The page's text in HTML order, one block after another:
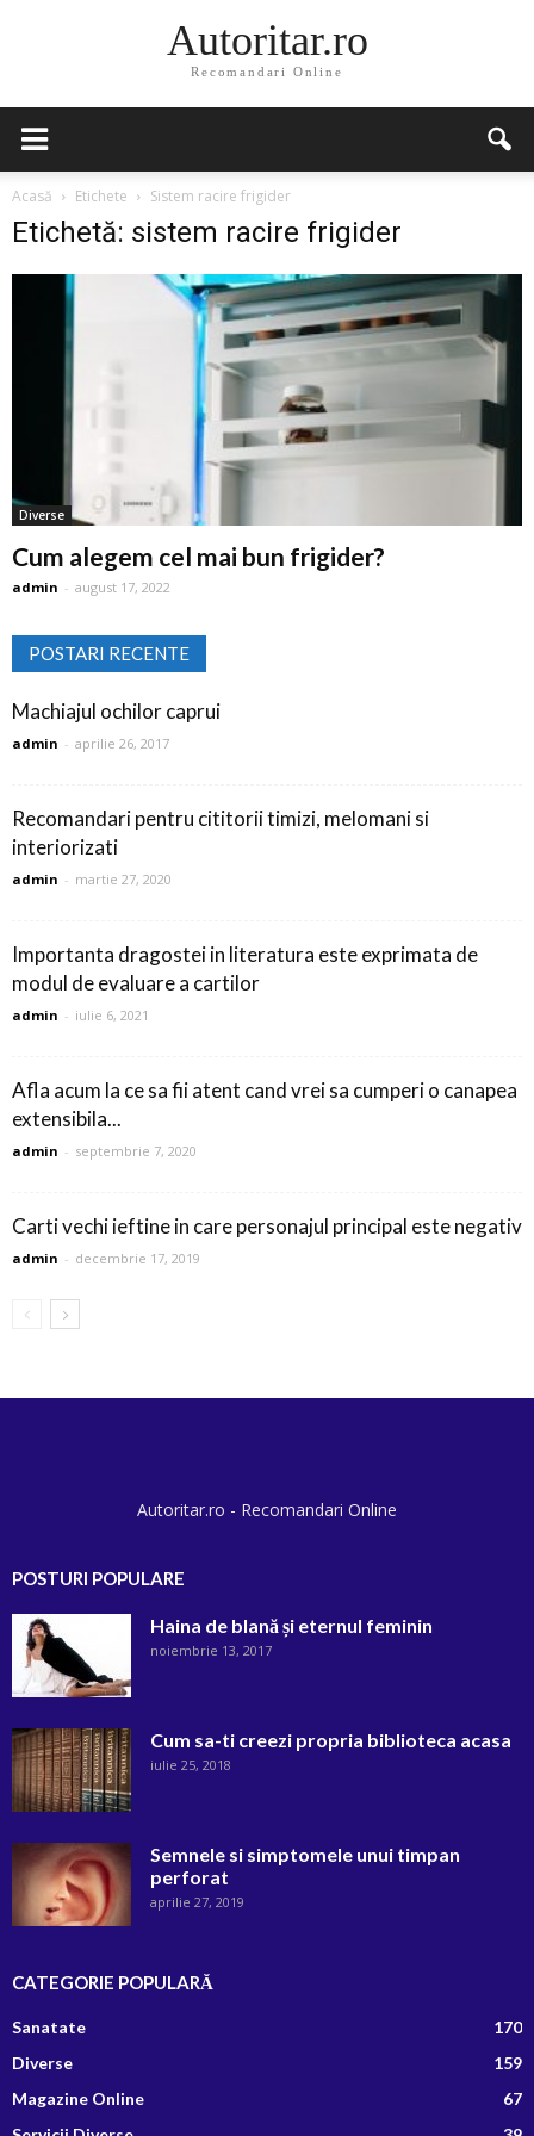
Autoritar.ro
Recomandari Online
Acasă Etichete Sistem racire frigider
Etichetă: sistem racire frigider
Diverse
Cum alegem cel mai bun frigider?
admin - august 17, 2022
POSTARI RECENTE
Machiajul ochilor caprui
admin - aprilie 26, 2017
Recomandari pentru cititorii timizi, melomani si
interiorizati
admin - martie 27, 2020
Importanta dragostei in literatura este exprimata de
modul de evaluare a cartilor
admin - iulie 6, 2021
Afla acum la ce sa fii atent cand vrei sa cumperi o canapea
extensibila...
admin - septembrie 7, 2020
Carti vechi ieftine in care personajul principal este negativ
admin - decembrie 17, 2019
Autoritar.ro - Recomandari Online
POSTURI POPULARE
Haina de blană și eternul feminin
noiembrie 13, 2017
Cum sa-ti creezi propria biblioteca acasa
iulie 25, 2018
Semnele si simptomele unui timpan
perforat
aprilie 27, 2019
CATEGORIE POPULARĂ
Sanatate
170
Diverse
159
Magazine Online
67